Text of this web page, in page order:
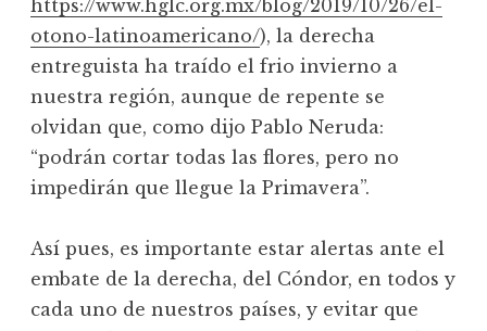
https://www.hglc.org.mx/blog/2019/10/26/el-
otono-latinoamericano/), la derecha
entreguista ha traído el frio invierno a
nuestra región, aunque de repente se
olvidan que, como dijo Pablo Neruda:
“podrán cortar todas las flores, pero no
impedirán que llegue la Primavera”.
Así pues, es importante estar alertas ante el
embate de la derecha, del Cóndor, en todos y
cada uno de nuestros países, y evitar que